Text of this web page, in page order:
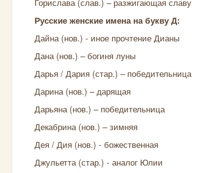
Русские женские имена на букву Д:
Дайна (нов.) - иное прочтение Дианы
Дана (нов.) – богиня луны
Дарья / Дария (стар.) – победительница
Дарина (нов.) – дарящая
Дарьяна (нов.) – победительница
Декабрина (нов.) – зимняя
Дея / Дия (нов.) - божественная
Джульетта (стар.) - аналог Юлии